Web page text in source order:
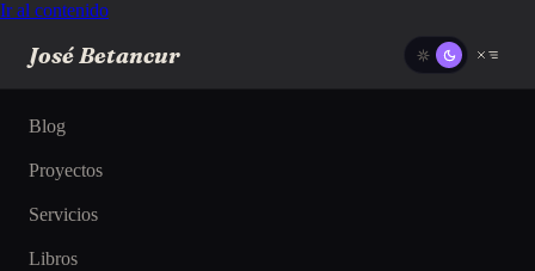
Ir al contenido
José Betancur
Blog
Proyectos
Servicios
Libros